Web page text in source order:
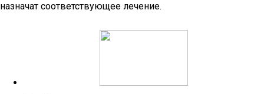
назначат соответствующее лечение.